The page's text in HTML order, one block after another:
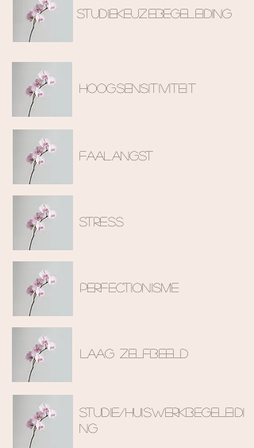
Studiekeuzebegeleiding
HOOGSENSITIVITEIT
FAALANGST
stress
perfectionisme
laag zelfbeeld
studie/huiswerkbegeleidi
ng